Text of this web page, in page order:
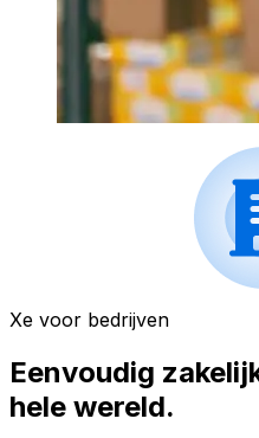
Xe voor bedrijven
Eenvoudig
hele wereld.